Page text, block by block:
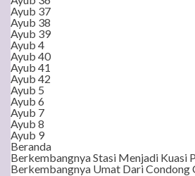
Ayub 37
Ayub 38
Ayub 39
Ayub 4
Ayub 40
Ayub 41
Ayub 42
Ayub 5
Ayub 6
Ayub 7
Ayub 8
Ayub 9
Beranda
Berkembangnya Stasi Menjadi Kuasi
Berkembangnya Umat Dari